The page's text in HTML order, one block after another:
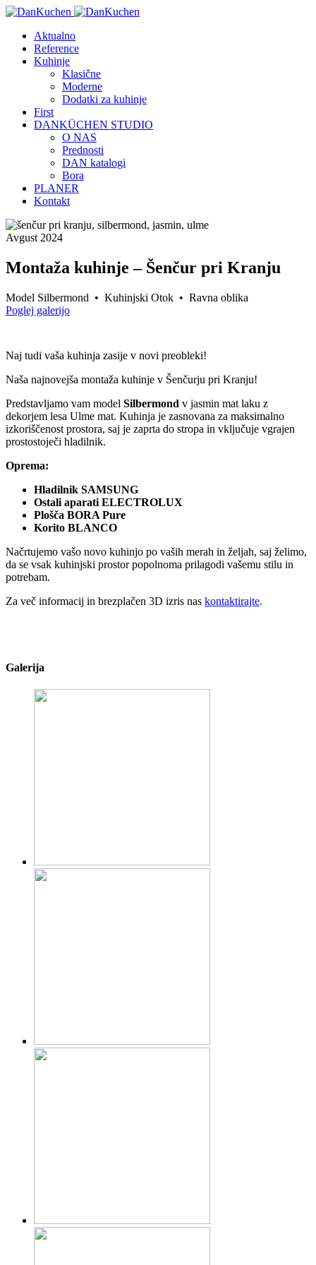
Aktualno
Reference
Kuhinje
Klasične
Moderne
Dodatki za kuhinje
First
DANKÜCHEN STUDIO
O NAS
Prednosti
DAN katalogi
Bora
PLANER
Kontakt
Avgust 2024
Montaža kuhinje – Šenčur pri Kranju
Model Silbermond • Kuhinjski Otok • Ravna oblika
Poglej galerijo
Naj tudi vaša kuhinja zasije v novi preobleki!
Naša najnovejša montaža kuhinje v Šenčurju pri Kranju!
Predstavljamo vam model Silbermond v jasmin mat laku z
dekorjem lesa Ulme mat. Kuhinja je zasnovana za maksimalno
izkoriščenost prostora, saj je zaprta do stropa in vključuje vgrajen
prostostoječi hladilnik.
Oprema:
Hladilnik SAMSUNG
Ostali aparati ELECTROLUX
Plošča BORA Pure
Korito BLANCO
Načrtujemo vašo novo kuhinjo po vaših merah in željah, saj želimo,
da se vsak kuhinjski prostor popolnoma prilagodi vašemu stilu in
potrebam.
Za več informacij in brezplačen 3D izris nas kontaktirajte.
Galerija